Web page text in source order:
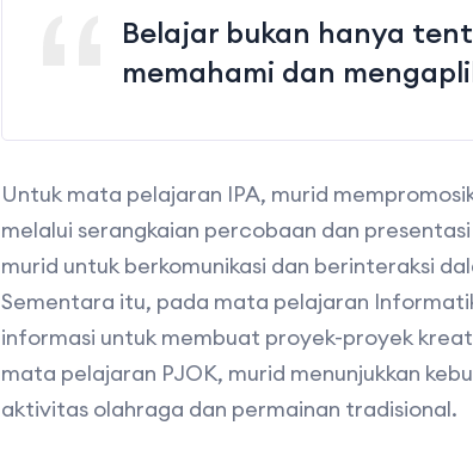
Belajar bukan hanya
memahami dan
Untuk mata pelajaran IPA, murid
melalui serangkaian percobaan dan
murid untuk berkomunikasi dan berinteraksi
Sementara itu, pada mata pelajaran
informasi untuk membuat proyek-proyek
mata pelajaran PJOK, murid menunjukkan
aktivitas olahraga dan permainan tradisional.